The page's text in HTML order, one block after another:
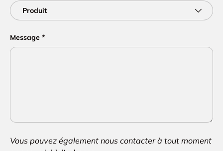
Message
Vous pouvez également nous contacter à tout moment